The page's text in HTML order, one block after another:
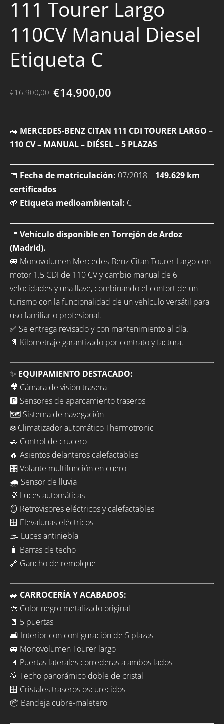
111 Tourer Largo
110CV Manual Diesel
Etiqueta C
€16.900,00 €14.900,00
🚗 MERCEDES-BENZ CITAN 111 CDI TOURER LARGO –
110 CV – MANUAL – DIÉSEL – 5 PLAZAS
📅 Fecha de matriculación: 07/2018 – 149.629 km
certificados
🌱 Etiqueta medioambiental: C
📍 Vehículo disponible en Torrejón de Ardoz
(Madrid).
🚐 Monovolumen Mercedes-Benz Citan Tourer Largo con
motor 1.5 CDI de 110 CV y cambio manual de 6
velocidades y una llave, combinando el confort de un
turismo con la funcionalidad de un vehículo versátil para
uso familiar o profesional.
✅ Se entrega revisado y con mantenimiento al día.
📄 Kilometraje garantizado por contrato y factura.
✨ EQUIPAMIENTO DESTACADO:
🎥 Cámara de visión trasera
🅿️ Sensores de aparcamiento traseros
🗺️ Sistema de navegación
❄️ Climatizador automático Thermotronic
🚗 Control de crucero
🔥 Asientos delanteros calefactables
🎛️ Volante multifunción en cuero
🌧️ Sensor de lluvia
💡 Luces automáticas
🪞 Retrovisores eléctricos y calefactables
🪟 Elevalunas eléctricos
🌫️ Luces antiniebla
🧳 Barras de techo
🔗 Gancho de remolque
🚙 CARROCERÍA Y ACABADOS:
🎨 Color negro metalizado original
🚪 5 puertas
🛋️ Interior con configuración de 5 plazas
🚐 Monovolumen Tourer largo
🚪 Puertas laterales correderas a ambos lados
🌞 Techo panorámico doble de cristal
🪟 Cristales traseros oscurecidos
📦 Bandeja cubre-maletero